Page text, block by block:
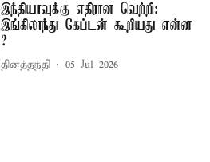
இந்தியாவுக்கு எதிரான வெற்றி:
இங்கிலாந்து கேப்டன் கூறியது என்ன
?
தினத்தந்தி 05 Jul 2026